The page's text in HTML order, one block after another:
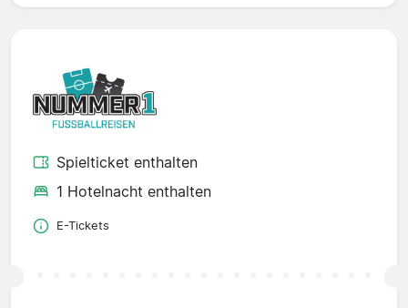
Spielticket enthalten
1 Hotelnacht enthalten
E-Tickets